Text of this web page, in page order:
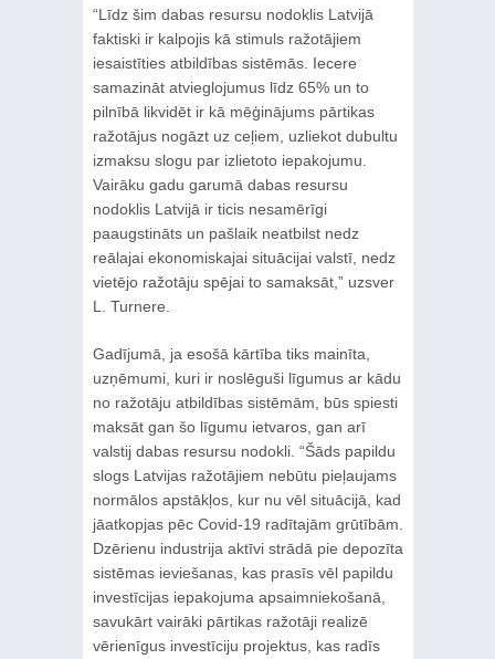
“Līdz šim dabas resursu nodoklis Latvijā
faktiski ir kalpojis kā stimuls ražotājiem
iesaistīties atbildības sistēmās. Iecere
samazināt atvieglojumus līdz 65% un to
pilnībā likvidēt ir kā mēģinājums pārtikas
ražotājus nogāzt uz ceļiem, uzliekot dubultu
izmaksu slogu par izlietoto iepakojumu.
Vairāku gadu garumā dabas resursu
nodoklis Latvijā ir ticis nesamērīgi
paaugstināts un pašlaik neatbilst nedz
reālajai ekonomiskajai situācijai valstī, nedz
vietējo ražotāju spējai to samaksāt,” uzsver
L. Turnere.
Gadījumā, ja esošā kārtība tiks mainīta,
uzņēmumi, kuri ir noslēguši līgumus ar kādu
no ražotāju atbildības sistēmām, būs spiesti
maksāt gan šo līgumu ietvaros, gan arī
valstij dabas resursu nodokli. “Šāds papildu
slogs Latvijas ražotājiem nebūtu pieļaujams
normālos apstākļos, kur nu vēl situācijā, kad
jāatkopjas pēc Covid-19 radītajām grūtībām.
Dzērienu industrija aktīvi strādā pie depozīta
sistēmas ieviešanas, kas prasīs vēl papildu
investīcijas iepakojuma apsaimniekošanā,
savukārt vairāki pārtikas ražotāji realizē
vērienīgus investīciju projektus, kas radīs